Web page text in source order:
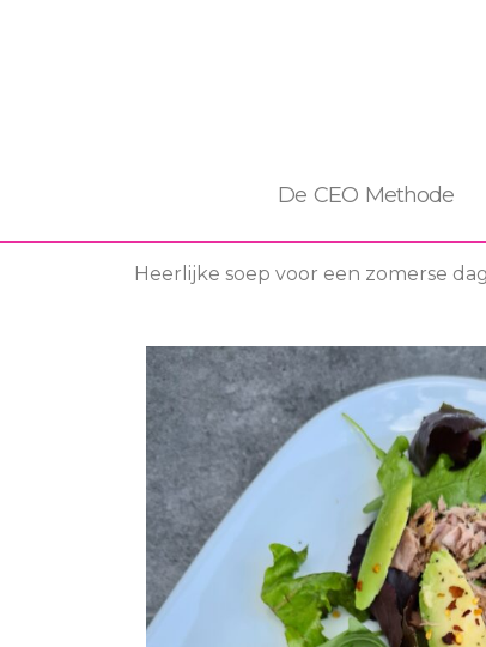
De CEO Methode
Heerlijke soep voor een zomerse